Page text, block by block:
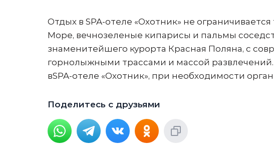
Отдых в SPA-отеле «Охотник» не
Море, вечнозеленые кипарисы и пальмы
знаменитейшего курорта Красная Поляна, с
горнолыжными трассами и массой
вSPA-отеле «Охотник», при необходимости
Поделитесь с друзьями